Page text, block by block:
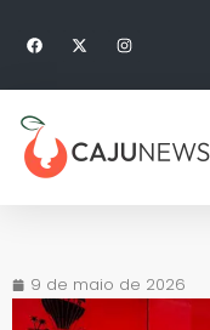
9 de maio de 2026